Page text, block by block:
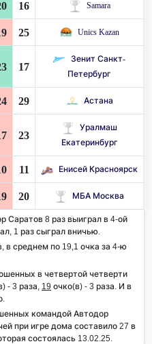
16 Samara
25 Unics Kazan
17
Зенит Санкт-
Петербург
29 Астана
23
Уралмаш
Екатеринбург
11 Енисей Красноярск
20 МБА Москва
Саратов 8 раз выиграл в 4-ой
1 раз сыграл вничью.
в среднем по 19,1 очка за 4-ю
в четвертой четверти
- 3 раза, 19 очко(в) - 3 раза. И в
командой Автодор
при игре дома составило 27 в
состоялась 13.02.25.